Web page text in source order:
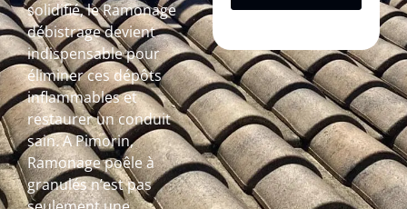
solidifié, le Ramonage
débistrage devient
indispensable pour
éliminer ces dépôts
inflammables et
restaurer un conduit
sain. A Pimorin,
Ramonage poêle à
granulés n’est pas